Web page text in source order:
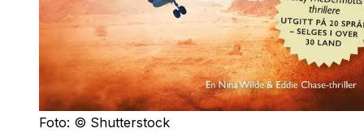
Foto: © Shutterstock